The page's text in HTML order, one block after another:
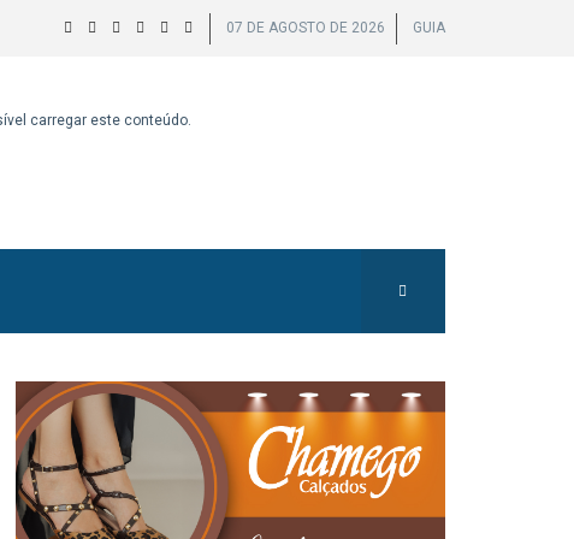
07 DE AGOSTO DE 2026 GUIA
carregar este conteúdo.